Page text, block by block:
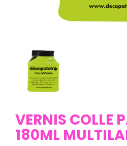
VERNIS COLLE
180ML